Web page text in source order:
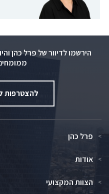
הירשמו לדיוור של פרל כהן
להצטרפות
פרל כהן
אודות
הצוות המקצועי